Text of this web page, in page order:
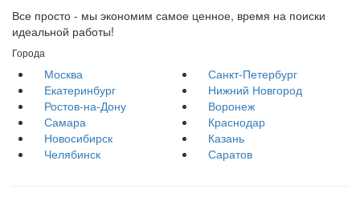
Все просто - мы экономим самое ценное, время на поиски
идеальной работы!
Города
Москва
Санкт-Петербург
Екатеринбург
Нижний Новгород
Ростов-на-Дону
Воронеж
Самара
Краснодар
Новосибирск
Казань
Челябинск
Саратов